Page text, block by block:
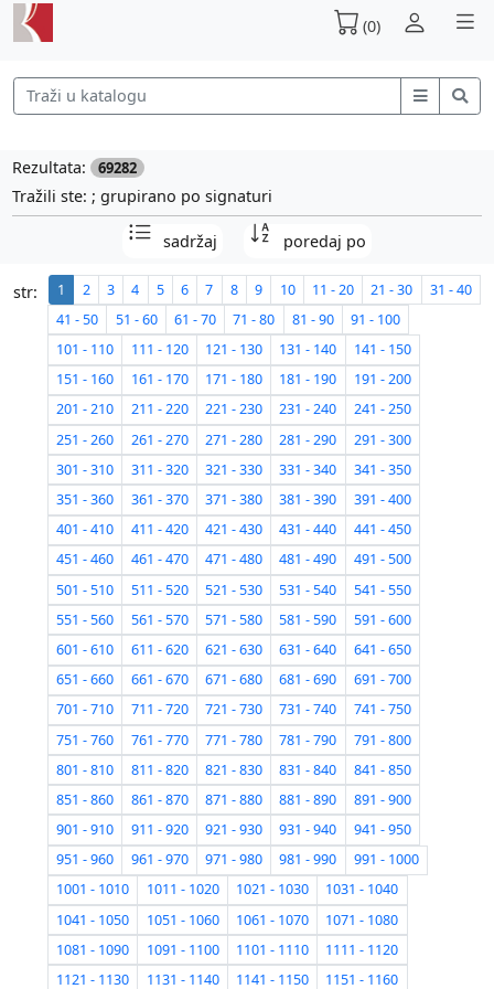
(0)
Rezultata: 69282
Tražili ste: ; grupirano po signaturi
sadržaj poredaj po
str: 1 2 3 4 5 6 7 8 9 10 11 - 20 21 - 30
31 - 40
41 - 50
51 - 60 61 - 70 71 - 80 81 - 90
91 - 100
101 - 110
111 - 120 121 - 130 131 - 140
141 - 150
151 - 160
161 - 170 171 - 180 181 - 190
191 - 200
201 - 210
211 - 220 221 - 230 231 - 240
241 - 250
251 - 260
261 - 270 271 - 280 281 - 290
291 - 300
301 - 310
311 - 320 321 - 330 331 - 340
341 - 350
351 - 360
361 - 370 371 - 380 381 - 390
391 - 400
401 - 410
411 - 420 421 - 430 431 - 440
441 - 450
451 - 460
461 - 470 471 - 480 481 - 490
491 - 500
501 - 510
511 - 520 521 - 530 531 - 540
541 - 550
551 - 560
561 - 570 571 - 580 581 - 590
591 - 600
601 - 610
611 - 620 621 - 630 631 - 640
641 - 650
651 - 660
661 - 670 671 - 680 681 - 690
691 - 700
701 - 710
711 - 720 721 - 730 731 - 740
741 - 750
751 - 760
761 - 770 771 - 780 781 - 790
791 - 800
801 - 810
811 - 820 821 - 830 831 - 840
841 - 850
851 - 860
861 - 870 871 - 880 881 - 890
891 - 900
901 - 910
911 - 920 921 - 930 931 - 940
941 - 950
951 - 960
961 - 970 971 - 980 981 - 990
991 - 1000
1001 - 1010
1011 - 1020 1021 - 1030
1031 - 1040
1041 - 1050
1051 - 1060 1061 - 1070
1071 - 1080
1081 - 1090
1091 - 1100 1101 - 1110
1111 - 1120
1121 - 1130
1131 - 1140 1141 - 1150 1151 - 1160